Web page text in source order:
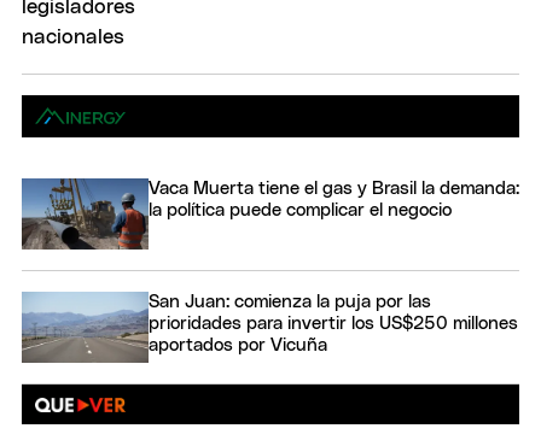
Vaca Muerta tiene el gas y Brasil la demanda:
la política puede complicar el negocio
San Juan: comienza la puja por las
prioridades para invertir los US$250 millones
aportados por Vicuña